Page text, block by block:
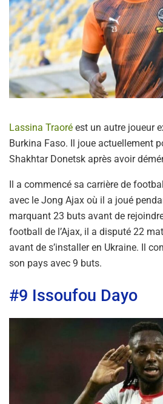
Lassina Traoré est un autre joueur
Burkina Faso. Il joue actuellement
Shakhtar Donetsk après avoir
Il a commencé sa carrière de
avec le Jong Ajax où il a joué
marquant 23 buts avant de
football de l’Ajax, il a disputé 22
avant de s’installer en Ukraine. Il
son pays avec 9 buts.
#9 Issoufou Dayo